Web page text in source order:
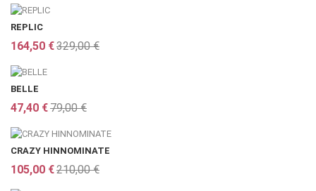
REPLIC
164,50 €329,00 €
BELLE
47,40 €79,00 €
CRAZY HINNOMINATE
105,00 €210,00 €